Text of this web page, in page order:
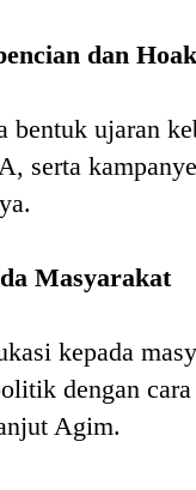
dan
bentuk ujaran
serta
Masyarakat
kepada
dengan
Agim.